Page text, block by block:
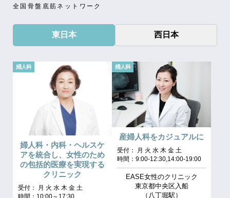
全国骨盤底筋ネットワーク
東日本 西日本
婦人科
婦人科・内科・ヘルスケ
アを統合し、女性のため
の包括的医療を実現する
クリニック
受付： 月 火 水 木 金 土
婦人科
産婦人科をカジュアルに
受付： 月 火 水 木 金 土
時間：9:00-12:30,14:00-19:00
EASE女性のクリニック
東京都中央区入船
（八丁堀駅）